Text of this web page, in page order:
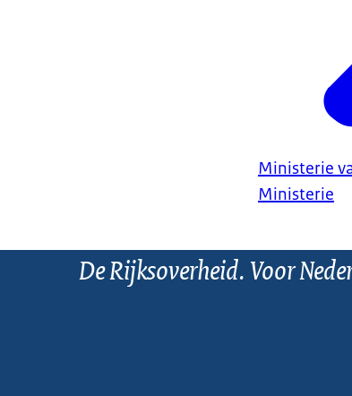
Ministerie
Ministerie
De Rijksoverheid. Voor